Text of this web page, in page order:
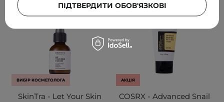
ВИБІР КОСМЕТОЛОГА
SkinTra - Let Your Skin
АКЦІЯ
COSRX - Advanced Snail
ПІДТВЕРДИТИ ОБОВ'ЯЗКОВІ